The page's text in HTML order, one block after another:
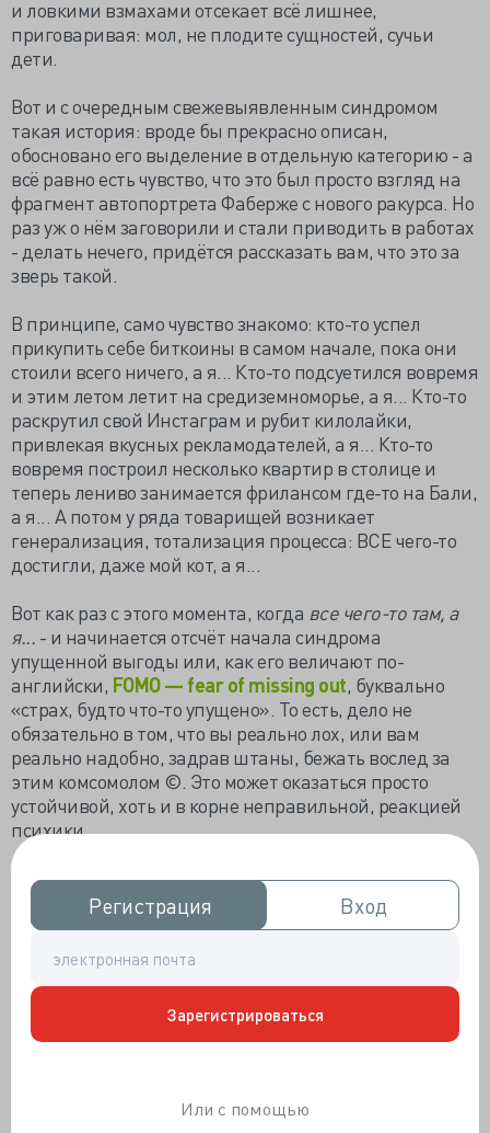
Регистрация
Регистрация Вход
Вход
Зарегистрироваться
Или с помощью
и ловкими взмахами отсекает всё лишнее,
приговаривая: мол, не плодите сущностей, сучьи
дети.
Вот и с очередным свежевыявленным синдромом
такая история: вроде бы прекрасно описан,
обосновано его выделение в отдельную категорию - а
всё равно есть чувство, что это был просто взгляд на
фрагмент автопортрета Фаберже с нового ракурса. Но
раз уж о нём заговорили и стали приводить в работах
- делать нечего, придётся рассказать вам, что это за
зверь такой.
В принципе, само чувство знакомо: кто-то успел
прикупить себе биткоины в самом начале, пока они
стоили всего ничего, а я... Кто-то подсуетился вовремя
и этим летом летит на средиземноморье, а я... Кто-то
раскрутил свой Инстаграм и рубит килолайки,
привлекая вкусных рекламодателей, а я... Кто-то
вовремя построил несколько квартир в столице и
теперь лениво занимается фрилансом где-то на Бали,
а я... А потом у ряда товарищей возникает
генерализация, тотализация процесса: ВСЕ чего-то
достигли, даже мой кот, а я...
Вот как раз с этого момента, когда все чего-то там, а
я... - и начинается отсчёт начала синдрома
упущенной выгоды или, как его величают по-
английски, FOMO — fear of missing out, буквально
«страх, будто что-то упущено». То есть, дело не
обязательно в том, что вы реально лох, или вам
реально надобно, задрав штаны, бежать вослед за
этим комсомолом ©. Это может оказаться просто
устойчивой, хоть и в корне неправильной, реакцией
психики.
Впервые о синдроме упущенной выгоды заговорили
не так давно, где-то в нулевые, и вы знаете кто?
Правильно улыбаетесь, британские учёные. Но не
Эссекса, и их коллеги из Калифорнийского
университета. И именно они провели параллель
возникновением синдрома и активным
зависанием в соцсетях, в общем и целом подтвердив